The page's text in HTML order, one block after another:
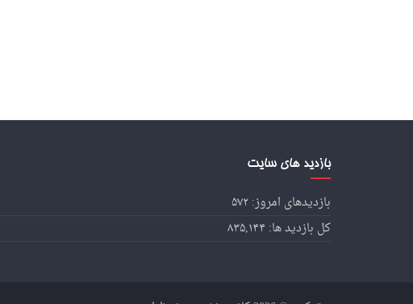
بازدید های سایت
بازدیدهای امروز:۵۷۲
کل بازدید ها: ۸۳۵,۱۴۴